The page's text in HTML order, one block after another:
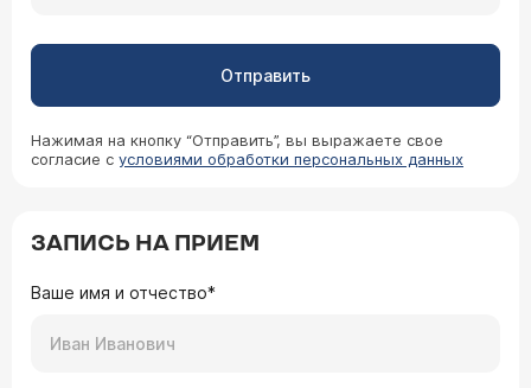
Отправить
Нажимая на кнопку “Отправить”, вы выражаете свое
согласие с условиями обработки персональных данных
ЗАПИСЬ НА ПРИЕМ
Ваше имя и отчество*